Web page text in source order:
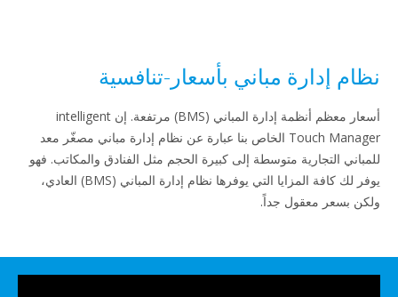
مباني بأسعار-تنافسية
أسعار معظم أنظمة إدارة المباني (BMS) مرتفعة. إن intelligent
Touch Manager الخاص بنا عبارة عن نظام إدارة مباني مصغّر معد
متوسطة إلى كبيرة الحجم مثل الفنادق والمكاتب. فهو
يوفر لك كافة المزايا التي يوفرها نظام إدارة المباني (BMS) العادي،
معقول جداً.